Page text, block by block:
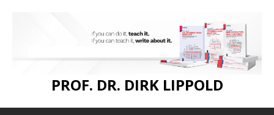
PROF. DR. DIRK LIPPOLD